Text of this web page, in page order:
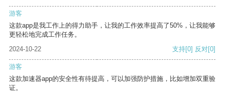
游客
这款app是我工作上的得力助手，让我的工作效率提高了50%，让我能够
更轻松地完成工作任务。
2024-10-22
支持[0] 反对[0]
游客
这款加速器app的安全性有待提高，可以加强防护措施，比如增加双重验
证。